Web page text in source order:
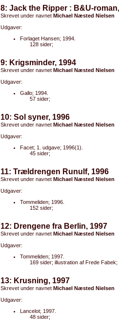
8: Jack the Ripper : B&U-
Skrevet under navnet Michael Næsted Nielsen
Udgaver:
Forlaget Hansen; 1994.
128 sider;
9: Krigsminder, 1994
Skrevet under navnet Michael Næsted Nielsen
Udgaver:
Gallo; 1994.
57 sider;
10: Sol syner, 1996
Skrevet under navnet Michael Næsted Nielsen
Udgaver:
Facet; 1. udgave; 1996(1).
45 sider;
11: Trældrengen Runulf, 1996
Skrevet under navnet Michael Næsted Nielsen
Udgaver:
Tommeliden; 1996.
152 sider;
12: Drengene fra Berlin, 1997
Skrevet under navnet Michael Næsted Nielsen
Udgaver:
Tommeliden; 1997.
169 sider; illustration af Frede Fabek;
13: Krusning, 1997
Skrevet under navnet Michael Næsted Nielsen
Udgaver:
Lancelot; 1997.
48 sider;